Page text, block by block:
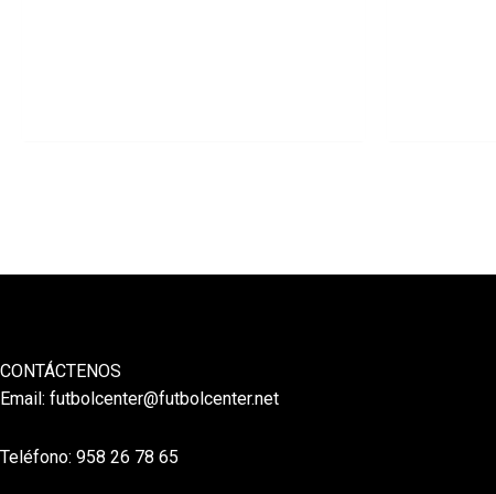
CONTÁCTENOS
Email: futbolcenter@futbolcenter.net
Teléfono: 958 26 78 65